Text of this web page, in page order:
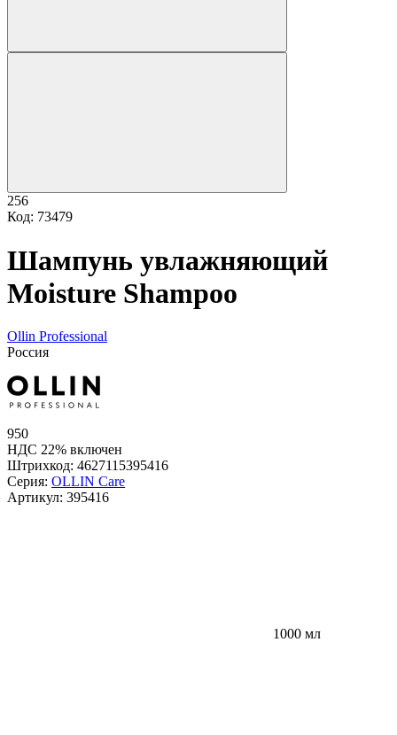
256
Код: 73479
Шампунь увлажняющий
Moisture Shampoo
Ollin Professional
Россия
950
НДС 22% включен
Штрихкод: 4627115395416
Серия: OLLIN Care
Артикул: 395416
1000 мл